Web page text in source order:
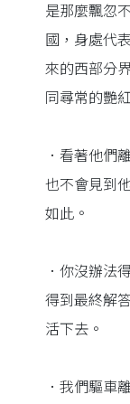
是那麼飄忽
國，身處代
來的西部分
同尋常的艷
．看著他們
也不會見到
如此。
．你沒辦法
得到最終解
活下去。
．我們驅車